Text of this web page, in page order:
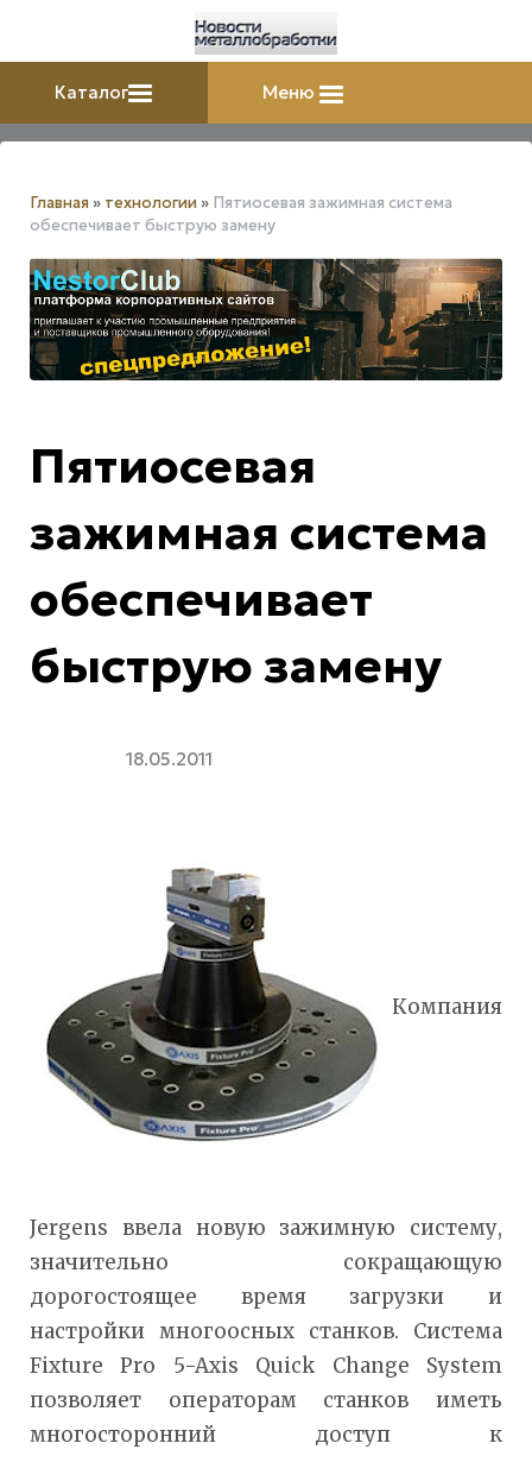
Каталог Меню
Главная » технологии » Пятиосевая зажимная система
обеспечивает быструю замену
Пятиосевая
зажимная система
обеспечивает
быструю замену
18.05.2011
Компания
Jergens ввела новую зажимную систему,
значительно сокращающую
дорогостоящее время загрузки и
настройки многоосных станков. Система
Fixture Pro 5-Axis Quick Change System
позволяет операторам станков иметь
многосторонний доступ к